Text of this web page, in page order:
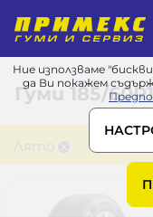
Ние използваме
да Ви покажем
Гуми185/
Лято